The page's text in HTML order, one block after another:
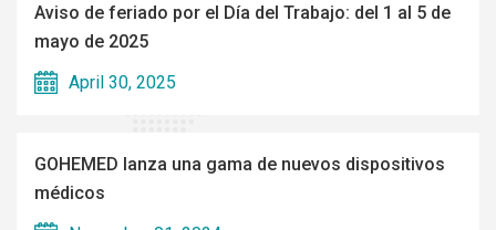
Aviso de feriado por el Día del Trabajo: del 1 al 5 de
mayo de 2025
April 30, 2025
GOHEMED lanza una gama de nuevos dispositivos
médicos